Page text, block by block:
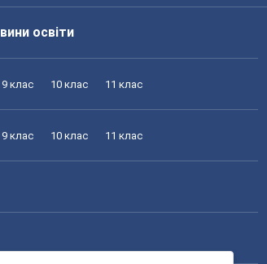
освіти
9 клас 10 клас 11 клас
9 клас 10 клас 11 клас